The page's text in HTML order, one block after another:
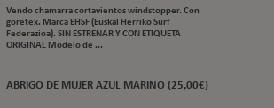
Vendo chamarra cortavientos windstopper. Con
goretex. Marca EHSF (Euskal Herriko Surf
Federazioa). SIN ESTRENAR Y CON ETIQUETA
ORIGINAL Modelo de ...
ABRIGO DE MUJER AZUL MARINO (25,00€)